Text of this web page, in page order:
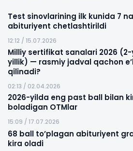
Test sinovlarining ilk kunida 7
abituriyent chetlashtirildi
12:12 / 15.07.2026
Milliy sertifikat sanalari 2026
yillik) — rasmiy jadval qachon
qilinadi?
02:13 / 02.04.2026
2026-yilda eng past ball bilan
boladigan OTMlar
15:09 / 17.07.2026
68 ball to’plagan abituriyent
kira oladi